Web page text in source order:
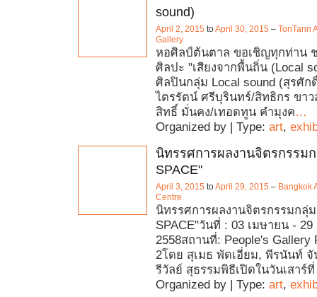
sound)
April 2, 2015 toApril 30, 2015 – TonTann
Gallery
หอศิลป์ต้นตาล ขอเชิญทุกท่าน
ศิลปะ "เสียงจากพื้นถิ่น (Local
ศิลปินกลุ่ม Local sound (สุรศัก
ไตรรัตน์ ศรีบุรินทร์/สิทธิกร ขาว
สิทธิ์ มั่นคง/เทอดทูน คำมุงค…
Organized by | Type: art,
นิทรรศการผลงานจิตรกรรม
SPACE"
April 3, 2015 toApril 29, 2015 – Bangkok
Centre
นิทรรศการผลงานจิตรกรรมกลุ่
SPACE"วันที่ : 03 เมษายน - 29
2558สถานที่: People's Gallery
2โดย สุเมธ พัดเอี่ยม, พีรนันท์
รีวัลย์ สุธรรมพิธีเปิดในวันเสาร์
Organized by | Type: art,